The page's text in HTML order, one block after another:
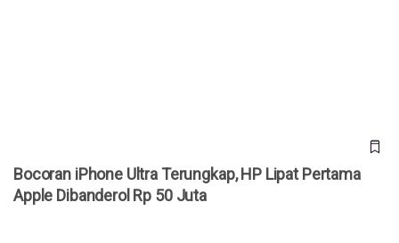
Bocoran iPhone Ultra Terungkap, HP Lipat Pertama
Apple Dibanderol Rp 50 Juta